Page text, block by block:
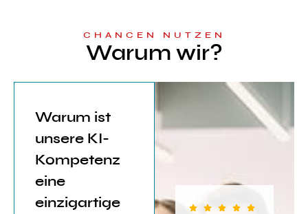
CHANCEN NUTZEN
Warum wir?
Warum ist
unsere KI-
Kompetenz
eine
einzigartige